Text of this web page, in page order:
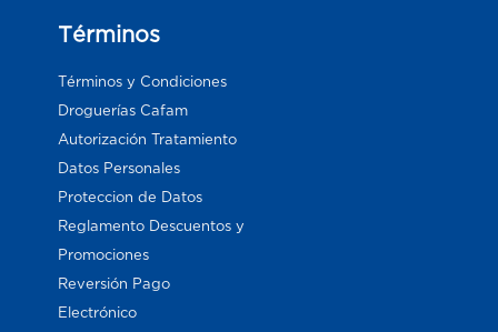
Términos
Términos y Condiciones
Droguerías Cafam
Autorización Tratamiento
Datos Personales
Proteccion de Datos
Reglamento Descuentos y
Promociones
Reversión Pago
Electrónico